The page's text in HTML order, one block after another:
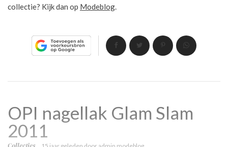
collectie? Kijk dan op Modeblog.
OPI nagellak Glam Slam
2011